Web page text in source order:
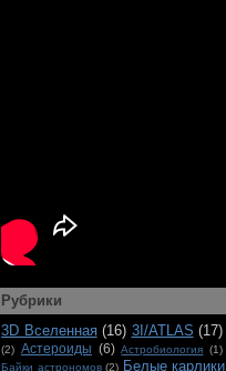
Рубрики
3D Вселенная (16) 3I/ATLAS (17)
(2) Астероиды (6) Астробиология (1)
Байки астрономов (2) Белые карлики